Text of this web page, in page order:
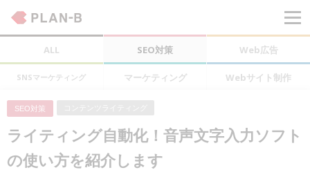
ALL SEO対策 Web広告
SNSマーケティング マーケティング Webサイト制作
SEO対策
ライティング自動化！音声文字入力ソフト
の使い方を紹介します